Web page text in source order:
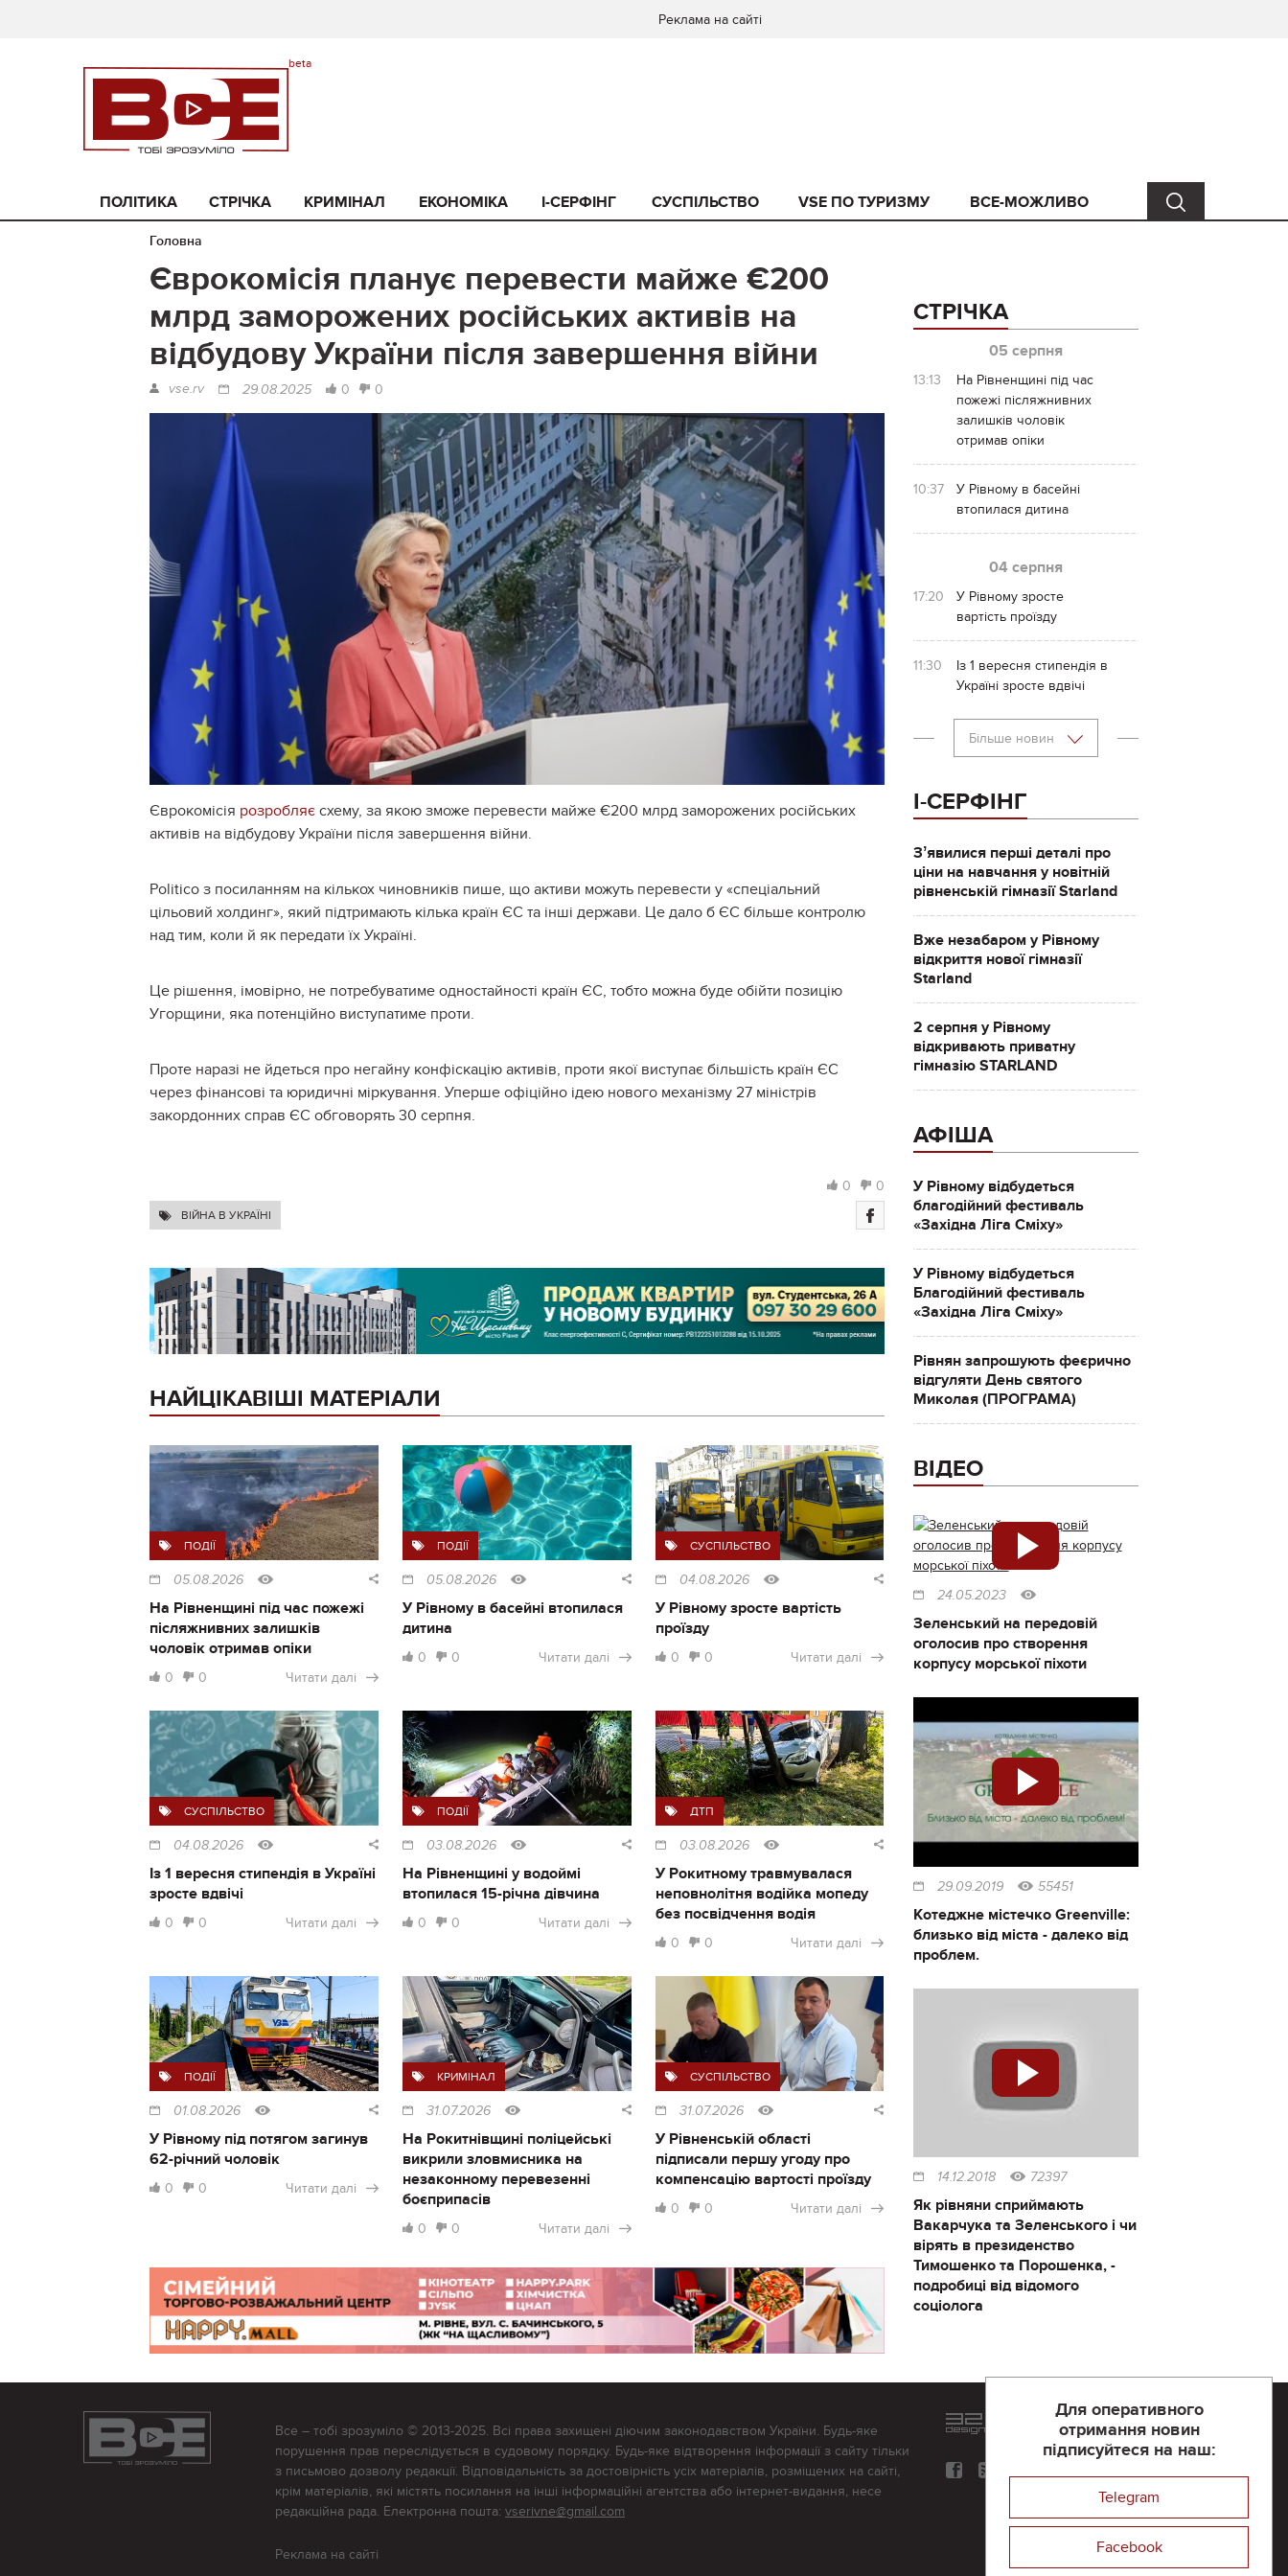
Реклама на сайті
ПОЛІТИКА СТРІЧКА КРИМІНАЛ ЕКОНОМІКА I-СЕРФІНГ СУСПІЛЬСТВО VSE ПО ТУРИЗМУ ВСЕ-МОЖЛИВО
Головна
Єврокомісія планує перевести майже €200
млрд заморожених російських активів на
відбудову України після завершення війни
vse.rv 29.08.2025 0 0
Єврокомісія розробляє схему, за якою зможе перевести майже €200 млрд заморожених російських
активів на відбудову України після завершення війни.
Politico з посиланням на кількох чиновників пише, що активи можуть перевести у «спеціальний
цільовий холдинг», який підтримають кілька країн ЄС та інші держави. Це дало б ЄС більше контролю
над тим, коли й як передати їх Україні.
Це рішення, імовірно, не потребуватиме одностайності країн ЄС, тобто можна буде обійти позицію
Угорщини, яка потенційно виступатиме проти.
Проте наразі не йдеться про негайну конфіскацію активів, проти якої виступає більшість країн ЄС
через фінансові та юридичні міркування. Уперше офіційно ідею нового механізму 27 міністрів
закордонних справ ЄС обговорять 30 серпня.
0 0
ВІЙНА В УКРАЇНІ
НАЙЦІКАВІШІ МАТЕРІАЛИ
ПОДІЇ
05.08.2026
На Рівненщині під час пожежі
післяжнивних залишків
чоловік отримав опіки
0 0 Читати далі
ПОДІЇ
05.08.2026
У Рівному в басейні втопилася
дитина
0 0 Читати далі
СУСПІЛЬСТВО
04.08.2026
У Рівному зросте вартість
проїзду
0 0 Читати далі
СУСПІЛЬСТВО
04.08.2026
Із 1 вересня стипендія в Україні
зросте вдвічі
0 0 Читати далі
ПОДІЇ
03.08.2026
На Рівненщині у водоймі
втопилася 15-річна дівчина
0 0 Читати далі
ДТП
03.08.2026
У Рокитному травмувалася
неповнолітня водійка мопеду
без посвідчення водія
0 0 Читати далі
ПОДІЇ
01.08.2026
У Рівному під потягом загинув
62-річний чоловік
0 0 Читати далі
КРИМІНАЛ
31.07.2026
На Рокитнівщині поліцейські
викрили зловмисника на
незаконному перевезенні
боєприпасів
0 0 Читати далі
СУСПІЛЬСТВО
31.07.2026
У Рівненській області
підписали першу угоду про
компенсацію вартості проїзду
0 0 Читати далі
СТРІЧКА
05 серпня
13:13
На Рівненщині під час
пожежі післяжнивних
залишків чоловік
отримав опіки
10:37
У Рівному в басейні
втопилася дитина
04 серпня
17:20
У Рівному зросте
вартість проїзду
11:30
Із 1 вересня стипендія в
Україні зросте вдвічі
Більше новин
І-СЕРФІНГ
Зʼявилися перші деталі про
ціни на навчання у новітній
рівненській гімназії Starland
Вже незабаром у Рівному
відкриття нової гімназії
Starland
2 серпня у Рівному
відкривають приватну
гімназію STARLAND
АФІША
У Рівному відбудеться
благодійний фестиваль
«Західна Ліга Сміху»
У Рівному відбудеться
Благодійний фестиваль
«Західна Ліга Сміху»
Рівнян запрошують феєрично
відгуляти День святого
Миколая (ПРОГРАМА)
ВІДЕО
24.05.2023
Зеленський на передовій
оголосив про створення
корпусу морської піхоти
29.09.2019 55451
Котеджне містечко Greenville:
близько від міста - далеко від
проблем.
14.12.2018 72397
Як рівняни сприймають
Вакарчука та Зеленського і чи
вірять в президенство
Тимошенко та Порошенка, -
подробиці від відомого
соціолога
Для оперативного
отримання новин
підписуйтеся на наш:
Telegram
Facebook
Все – тобі зрозуміло © 2013-2025. Всі права захищені діючим законодавством України. Будь-яке
порушення прав переслідується в судовому порядку. Будь-яке відтворення інформації з сайту тільки
з письмово дозволу редакції. Відповідальність за достовірність усіх матеріалів, розміщених на сайті,
крім матеріалів, які містять посилання на інші інформаційні агентства або інтернет-видання, несе
редакційна рада. Електронна пошта: vserivne@gmail.com
Реклама на сайті
Розроблений та підтримується
компанії 32х32